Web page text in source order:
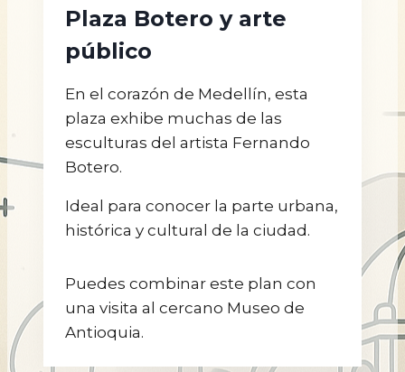
Plaza Botero y arte
público
En el corazón de Medellín, esta
plaza exhibe muchas de las
esculturas del artista Fernando
Botero.
Ideal para conocer la parte urbana,
histórica y cultural de la ciudad.
Puedes combinar este plan con
una visita al cercano Museo de
Antioquia.